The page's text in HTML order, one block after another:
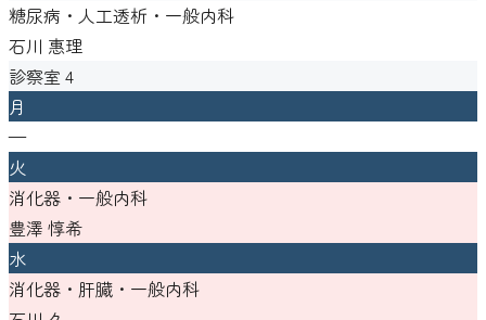
糖尿病・人工透析・一般内科
石川 惠理
診察室 4
月
—
火
消化器・一般内科
豊澤 惇希
水
消化器・肝臓・一般内科